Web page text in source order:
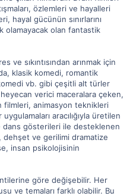
özlemleri ve hayalleri
hayal gücünün sınırlarını
olamayacak olan fantastik
ve sıkıntısından arınmak için
klasik komedi, romantik
vb. gibi çeşitli alt türler
verici maceralara çeken,
filmleri, animasyon teknikleri
aracılığıyla üretilen
gösterileri ile desteklenen
ve gerilimi dramatize
insan psikolojisinin
göre değişebilir. Her
ve temaları farklı olabilir. Bu